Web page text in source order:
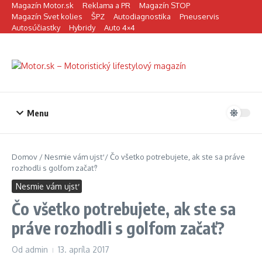
Preskočiť na obsah
Magazín Motor.sk Reklama a PR
Magazín STOP
Magazín Svet kolies
ŠPZ Autodiagnostika
Pneuservis
Autosúčiastky
Hybridy Auto 4×4
Menu
Domov / Nesmie vám ujsť/Čo všetko potrebujete, ak ste sa práve
rozhodli s golfom začať?
Nesmie vám ujsť
Čo všetko potrebujete, ak ste sa
práve rozhodli s golfom začať?
Od admin 13. apríla 2017